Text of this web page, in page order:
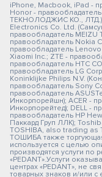
iPhone, Macbook, iPad -
Honor - правообладатель
ТЕКНОЛОДЖИС КО., ЛТД.);
Electronics Co. Ltd.
правообладатель MEIZU
правообладатель Nokia
правообладатель
Xiaomi Inc.; ZTE -
правообладатель HTC
правообладатель LG
Koninklijke Philips N.V.
правообладатель Sony
правообладатель
Инкорпорейшн); ACER -
Инкорпорейтед); DELL -
правообладатель HP
Паккард Груп ЛЛК);
TOSHIBA, also trading
ТОШИБА также
используется с целью
производятся услуги по
«PEDANT».Услуги
центрах «PEDANT», не
товарных знаков и/или